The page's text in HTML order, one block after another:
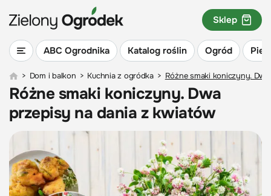
ABC Ogrodnika Katalog roślin Ogród
Sklep
> Dom i balkon > Kuchnia z ogródka > Różne smaki koniczyny.
Różne smaki koniczyny. Dwa
przepisy na dania z kwiatów